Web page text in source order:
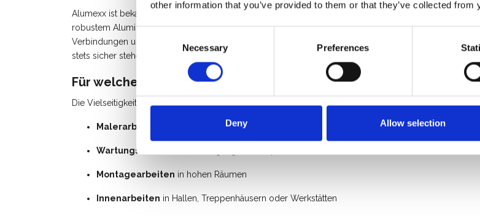
other information that you’ve provided to them or that they’ve collected
Necessary Preferences
Deny Allow selection
Alumexx ist bekannt für seine hochwertigen und langlebigen Materialien. Das Basic Fahrgerüst besteht
robustem Aluminium, wodurch es nicht nur leicht, sondern auch besonders widerstandsfähig ist. Die
Verbindungen und das durchdachte Design sorgen dafür, dass Sie bei Malerarbeiten, Wartung oder
stets sicher stehen.
Für welche Arbeiten ist das Alumexx Basic Fahrgerüst geeignet?
Die Vielseitigkeit dieses Fahrgerüsts macht es zu einer lohnenden Investition. Typische Einsatzbereiche
Malerarbeiten an Fassaden, Decken oder Fenstern
Wartungsarbeiten
Montagearbeiten in hohen Räumen
Innenarbeiten in Hallen, Treppenhäusern oder Werkstätten